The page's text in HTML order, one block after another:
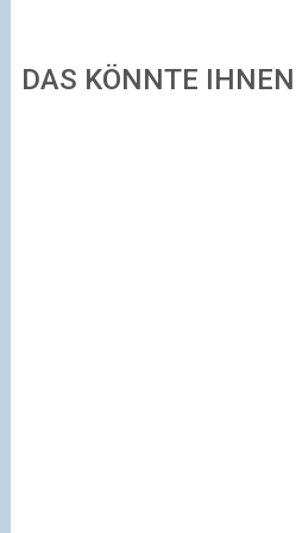
DAS KÖNNTE